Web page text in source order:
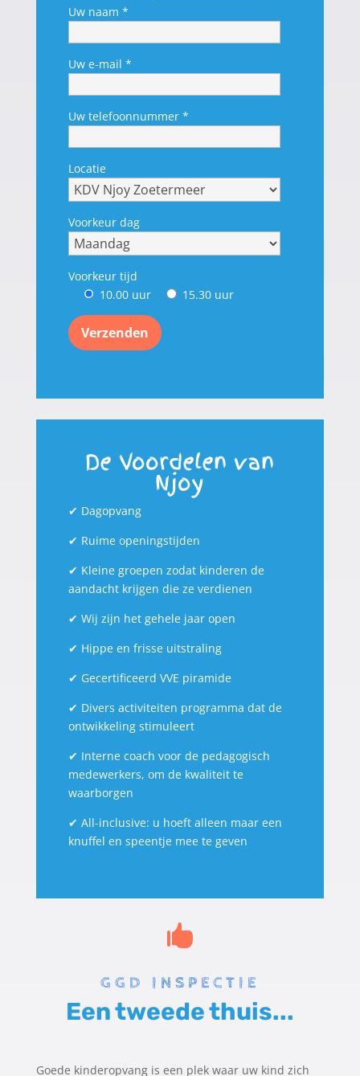
Uw naam *
Uw e-mail *
Uw telefoonnummer *
Locatie
Voorkeur dag
Voorkeur tijd
10.00 uur
15.30 uur
De Voordelen van
Njoy
✔ Dagopvang
✔ Ruime openingstijden
✔ Kleine groepen zodat kinderen de
aandacht krijgen die ze verdienen
✔ Wij zijn het gehele jaar open
✔ Hippe en frisse uitstraling
✔ Gecertificeerd VVE piramide
✔ Divers activiteiten programma dat de
ontwikkeling stimuleert
✔ Interne coach voor de pedagogisch
medewerkers, om de kwaliteit te
waarborgen
✔ All-inclusive: u hoeft alleen maar een
knuffel en speentje mee te geven

GGD INSPECTIE
Een tweede thuis...
Goede kinderopvang is een plek waar uw kind zich